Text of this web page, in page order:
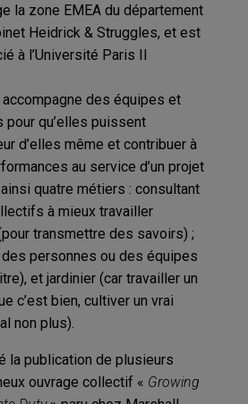
la zone EMEA du département
Heidrick & Struggles, et est
à l’Université Paris II
accompagne des équipes et
qu’elles puissent
d’elles même et contribuer à
au service d’un projet
quatre métiers : consultant
à mieux travailler
transmettre des savoirs) ;
personnes ou des équipes
et jardinier (car travailler un
c’est bien, cultiver un vrai
non plus).
la publication de plusieurs
ouvrage collectif « Growing